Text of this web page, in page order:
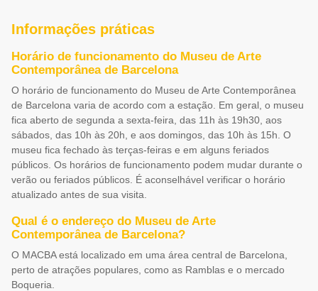
Informações práticas
Horário de funcionamento do Museu de Arte
Contemporânea de Barcelona
O horário de funcionamento do Museu de Arte Contemporânea
de Barcelona varia de acordo com a estação. Em geral, o museu
fica aberto de segunda a sexta-feira, das 11h às 19h30, aos
sábados, das 10h às 20h, e aos domingos, das 10h às 15h. O
museu fica fechado às terças-feiras e em alguns feriados
públicos. Os horários de funcionamento podem mudar durante o
verão ou feriados públicos. É aconselhável verificar o horário
atualizado antes de sua visita.
Qual é o endereço do Museu de Arte
Contemporânea de Barcelona?
O MACBA está localizado em uma área central de Barcelona,
perto de atrações populares, como as Ramblas e o mercado
Boqueria.